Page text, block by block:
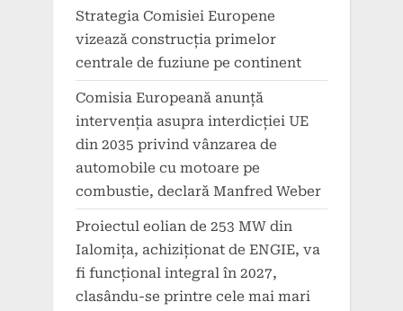
Strategia Comisiei Europene
vizează construcția primelor
centrale de fuziune pe continent
Comisia Europeană anunță
intervenția asupra interdicției UE
din 2035 privind vânzarea de
automobile cu motoare pe
combustie, declară Manfred Weber
Proiectul eolian de 253 MW din
Ialomița, achiziționat de ENGIE, va
fi funcțional integral în 2027,
clasându-se printre cele mai mari